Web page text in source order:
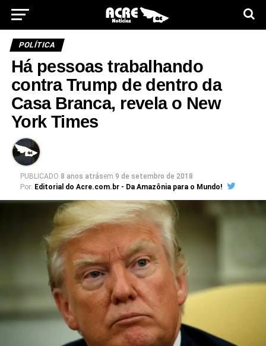
POLÍTICA
Há pessoas trabalhando
contra Trump de dentro da
Casa Branca, revela o New
York Times
PUBLICADO 8 anos atrásem 9 de setembro de 2018
Por: Editorial do Acre.com.br - Da Amazônia para o Mundo!